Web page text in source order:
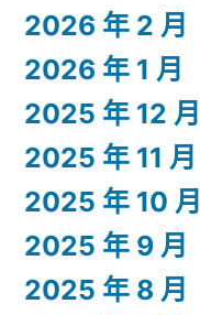
2026 年 2 月
2026 年 1 月
2025 年 12 月
2025 年 11 月
2025 年 10 月
2025 年 9 月
2025 年 8 月